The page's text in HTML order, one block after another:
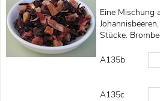
Eine Mischung
Stücke.
A135b
A135c